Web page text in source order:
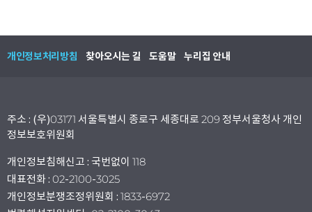
개인정보처리방침 찾아오시는 길 도움말 누리집 안내
주소 : (우)03171 서울특별시 종로구 세종대로 209 정부서울청사 개인
정보보호위원회
개인정보침해신고 : 국번없이 118
대표전화 : 02-2100-3025
개인정보분쟁조정위원회 : 1833-6972